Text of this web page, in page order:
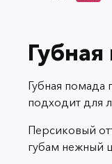
Губная
подходит для
Персиковый
губам нежный